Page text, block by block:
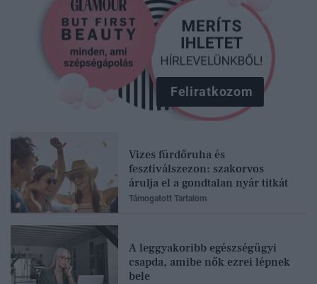
Feliratkozom
Vizes fürdőruha és
fesztiválszezon: szakorvos
árulja el a gondtalan nyár titkát
Támogatott Tartalom
A leggyakoribb egészségügyi
csapda, amibe nők ezrei lépnek
bele